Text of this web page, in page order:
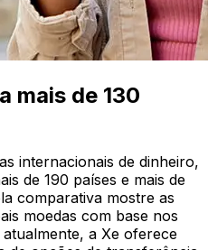
mais de 130
internacionais de dinheiro,
de 190 países e mais de
comparativa mostre as
moedas com base nos
a Xe oferece